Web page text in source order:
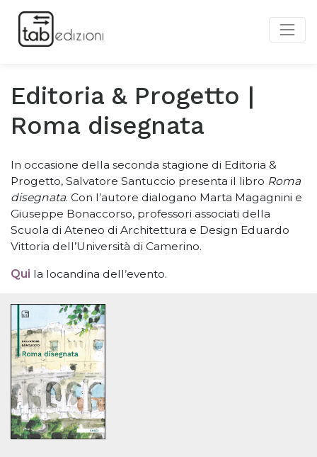
Editoria & Progetto |
Roma disegnata
In occasione della seconda stagione di Editoria &
Progetto, Salvatore Santuccio presenta il libro Roma
disegnata. Con l’autore dialogano Marta Magagnini e
Giuseppe Bonaccorso, professori associati della
Scuola di Ateneo di Architettura e Design Eduardo
Vittoria dell’Università di Camerino.
Qui la locandina dell’evento.